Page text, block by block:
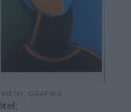
GRAFIKA